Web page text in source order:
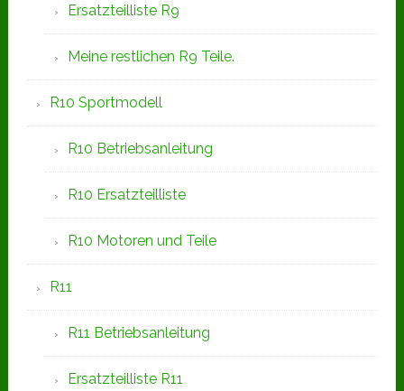
Ersatzteilliste R9
Meine restlichen R9 Teile.
R10 Sportmodell
R10 Betriebsanleitung
R10 Ersatzteilliste
R10 Motoren und Teile
R11
R11 Betriebsanleitung
Ersatzteilliste R11